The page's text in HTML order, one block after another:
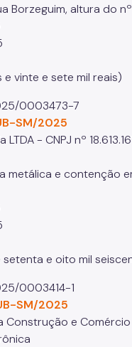
Borzeguim, altura do
vinte e sete mil reais)
0003473-7
SM/2025
LTDA - CNPJ nº
metálica e contenção
setenta e oito mil
0003414-1
SM/2025
Construção e Comércio